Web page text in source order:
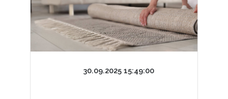
30.09.2025 15:49:00